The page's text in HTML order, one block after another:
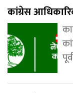
कांग्रेस